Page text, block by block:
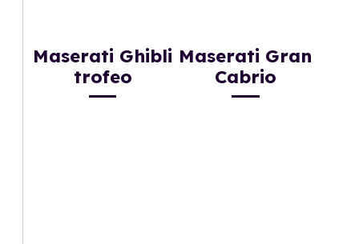
Maserati Ghibli
trofeo
Maserati Gran
Cabrio